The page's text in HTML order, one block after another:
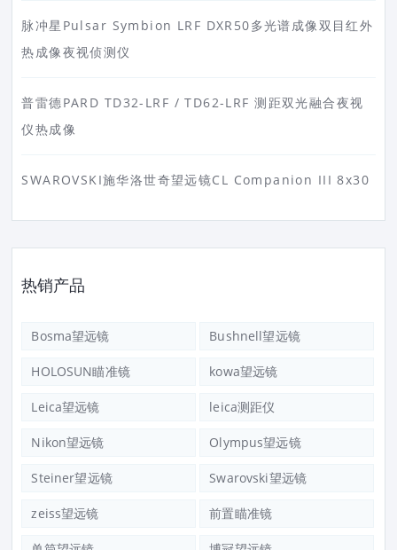
脉冲星Pulsar Symbion LRF DXR50多光谱成像双目红外
热成像夜视侦测仪
普雷德PARD TD32-LRF / TD62-LRF 测距双光融合夜视
仪热成像
SWAROVSKI施华洛世奇望远镜CL Companion III 8x30
热销产品
Bosma望远镜 Bushnell望远镜
HOLOSUN瞄准镜 kowa望远镜
Leica望远镜 leica测距仪
Nikon望远镜 Olympus望远镜
Steiner望远镜 Swarovski望远镜
zeiss望远镜 前置瞄准镜